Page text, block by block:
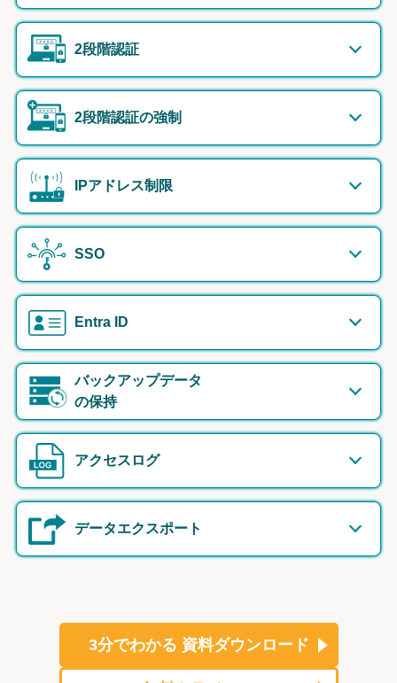
2段階認証
2段階認証の強制
IPアドレス制限
SSO
Entra ID
バックアップデータ
の保持
アクセスログ
データエクスポート
3分でわかる 資料ダウンロード